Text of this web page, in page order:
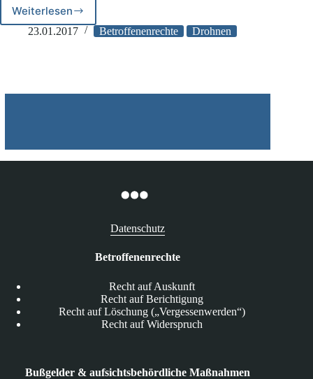
WeiterlesenBundesverkehrsminister
Dobrindt
von
23.01.2017 Betroffenenrechte Drohnen
Datenschutz
Betroffenenrechte
Recht auf Auskunft
Recht auf Berichtigung
Recht auf Löschung („Vergessenwerden“)
Recht auf Widerspruch
Bußgelder & aufsichtsbehördliche Maßnahmen